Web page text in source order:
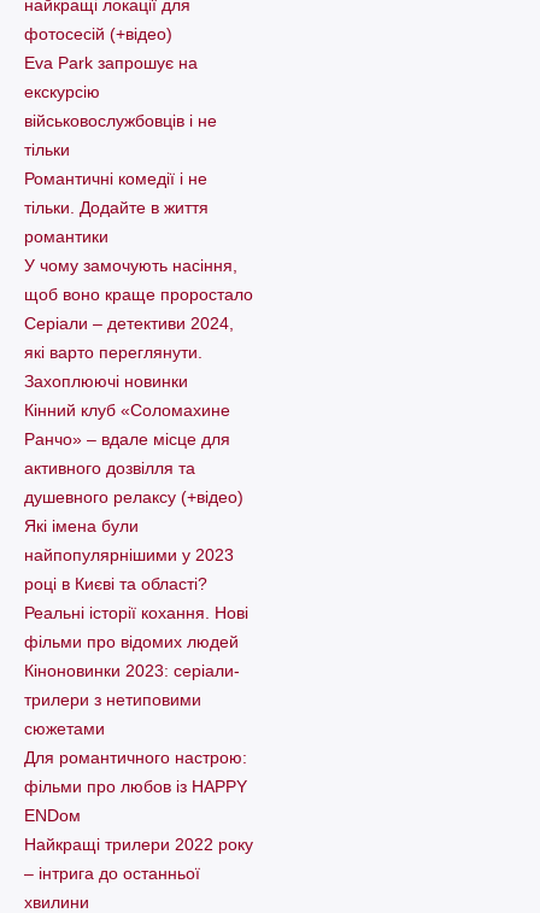
найкращі локації для
фотосесій (+відео)
Eva Park запрошує на
екскурсію
військовослужбовців і не
тільки
Романтичні комедії і не
тільки. Додайте в життя
романтики
У чому замочують насіння,
щоб воно краще проростало
Серіали – детективи 2024,
які варто пеpеглянути.
Захоплюючі новинки
Кінний клуб «Соломахине
Ранчо» – вдале місце для
активного дозвілля та
душевного релаксу (+відео)
Які імена були
найпопулярнішими у 2023
році в Києві та області?
Реальні історії кохання. Нові
фільми про відомих людей
Кіноновинки 2023: серіали-
трилери з нетиповими
сюжетами
Для романтичного настрою:
фільми про любов із HAPPY
ENDом
Найкращі трилери 2022 року
– інтрига до останньої
хвилини